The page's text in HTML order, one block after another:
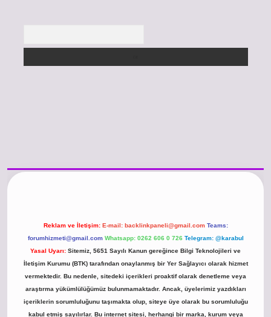
Reklam ve İletişim: E-mail: backlinkpaneli@gmail.com Teams:
forumhizmeti@gmail.com Whatsapp: 0262 606 0 726 Telegram: @karabul
Yasal Uyarı: Sitemiz, 5651 Sayılı Kanun gereğince Bilgi Teknolojileri ve
İletişim Kurumu (BTK) tarafından onaylanmış bir Yer Sağlayıcı olarak hizmet
vermektedir. Bu nedenle, sitedeki içerikleri proaktif olarak denetleme veya
araştırma yükümlülüğümüz bulunmamaktadır. Ancak, üyelerimiz yazdıkları
içeriklerin sorumluluğunu taşımakta olup, siteye üye olarak bu sorumluluğu
kabul etmiş sayılırlar. Bu internet sitesi, herhangi bir marka, kurum veya